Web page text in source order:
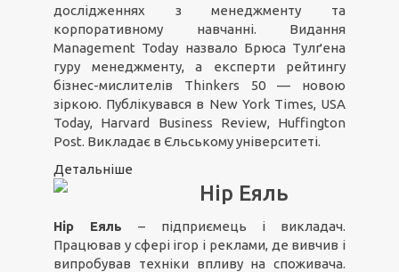
дослідженнях з менеджменту та
корпоративному навчанні. Видання
Management Today назвало Брюса Тулґена
гуру менеджменту, а експерти рейтингу
бізнес-мислителів Thinkers 50 — новою
зіркою. Публікувався в New York Times, USA
Today, Harvard Business Review, Huffington
Post. Викладає в Єльському університеті.
Детальніше
Нір Еяль
Нір Еяль– підприємець і викладач.
Працював у сфері ігор і реклами, де вивчив і
випробував техніки впливу на споживача.